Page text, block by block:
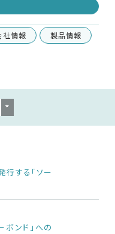
社情報 製品情報
する「ソー
ボンド」への
験器